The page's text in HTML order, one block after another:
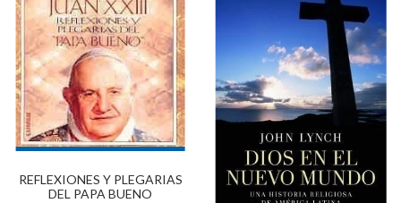
REFLEXIONES Y PLEGARIAS
DEL PAPA BUENO